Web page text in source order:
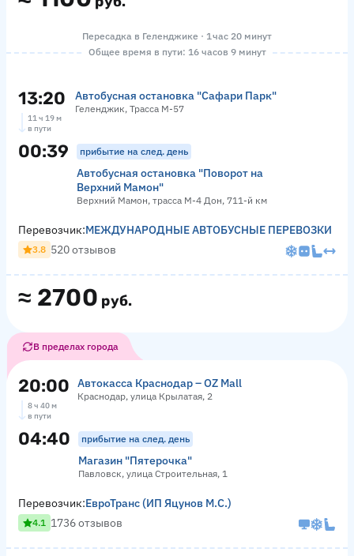
Пересадка в Геленджике · 1 час 20 минут
Общее время в пути: 16 часов 9 минут
13:20 Автобусная остановка "Сафари Парк"
Геленджик, Трасса М-57
11 ч 19 м
в пути
00:39 прибытие на след. день
Автобусная остановка "Поворот на
Верхний Мамон"
Верхний Мамон, трасса М-4 Дон, 711-й км
≈ 2700 руб.
Перевозчик:МЕЖДУНАРОДНЫЕ АВТОБУСНЫЕ ПЕРЕВОЗКИ
3.8 520 отзывов
В пределах города
20:00 Автокасса Краснодар – OZ Mall
Краснодар, улица Крылатая, 2
8 ч 40 м
в пути
04:40 прибытие на след. день
Магазин "Пятерочка"
Павловск, улица Строительная, 1
Перевозчик:ЕвроТранс (ИП Яцунов М.С.)
4.1 1736 отзывов